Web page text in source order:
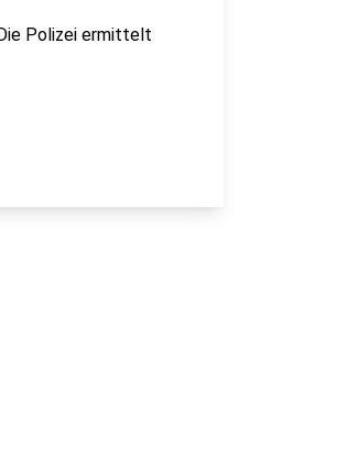
Polizei ermittelt